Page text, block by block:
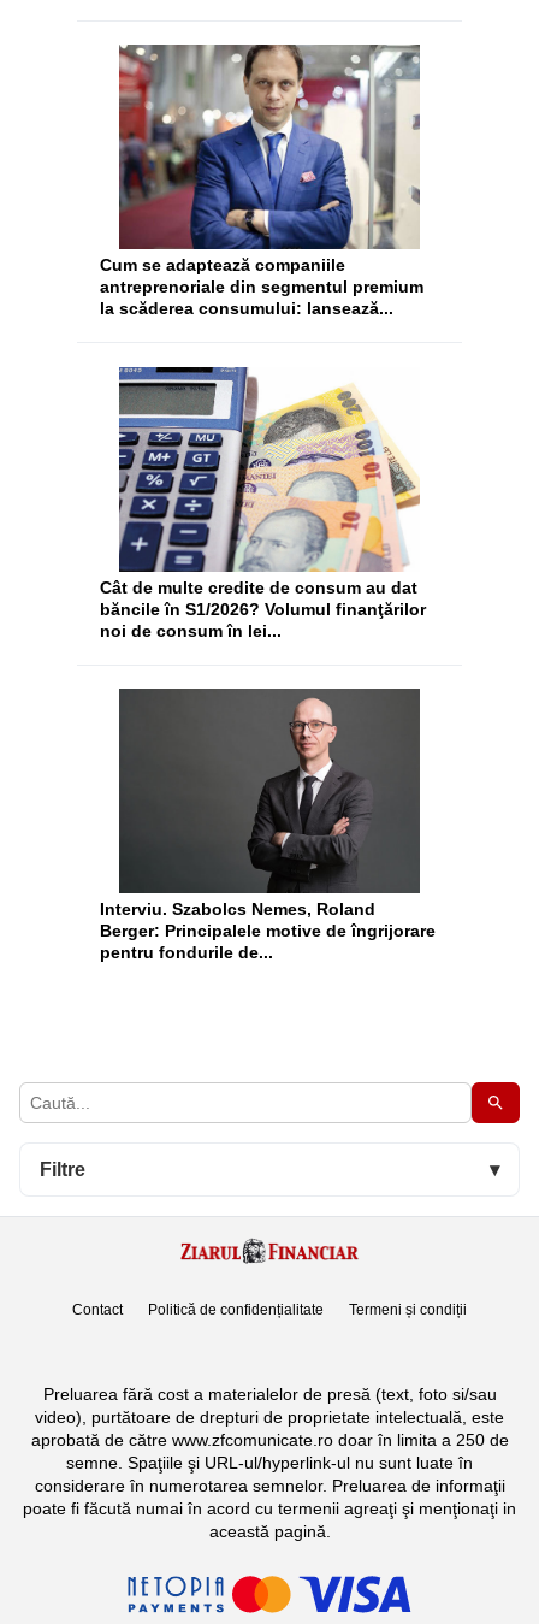
Filtre ▾
Cum se adaptează companiile
antreprenoriale din segmentul premium
la scăderea consumului: lansează...
Cât de multe credite de consum au dat
băncile în S1/2026? Volumul finanţărilor
noi de consum în lei...
Interviu. Szabolcs Nemes, Roland
Berger: Principalele motive de îngrijorare
pentru fondurile de...
Contact Politică de confidențialitate Termeni și condiții
Preluarea fără cost a materialelor de presă (text, foto si/sau
video), purtătoare de drepturi de proprietate intelectuală, este
aprobată de către www.zfcomunicate.ro doar în limita a 250 de
semne. Spaţiile şi URL-ul/hyperlink-ul nu sunt luate în
considerare în numerotarea semnelor. Preluarea de informaţii
poate fi făcută numai în acord cu termenii agreaţi şi menţionaţi in
această pagină.